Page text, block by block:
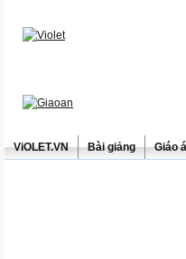
ViOLET.VN Bài giảng Giáo